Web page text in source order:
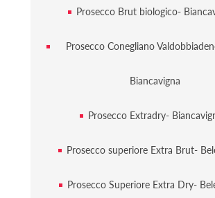
Prosecco Brut biologico-
Prosecco Conegliano
Biancavigna
Prosecco Extradry-
Prosecco superiore Extra Brut-
Prosecco Superiore Extra Dry-